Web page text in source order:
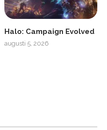
Halo: Campaign Evolved
augusti 5, 2026